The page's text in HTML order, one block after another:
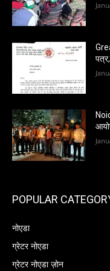
POPULAR
नोएडा
ग्रेटर नोएडा
ग्रेटर नोएडा ज़ोन